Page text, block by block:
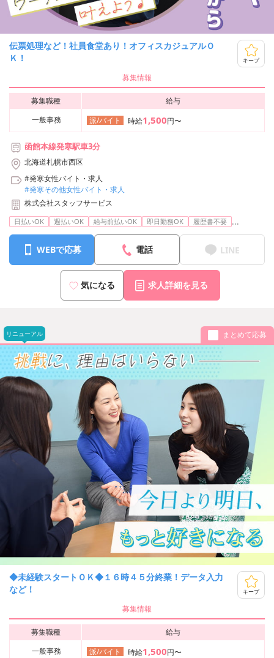
伝票処理など！社員食堂あり！オフィスカジュアルＯ
Ｋ！
キープ
募集情報
募集職種
給与
一般事務
派/バイト 時給1,500円〜
函館本線発寒駅車3分
北海道札幌市西区
#発寒女性バイト・求人
#発寒その他女性バイト・求人
株式会社スタッフサービス
日払いOK 週払いOK 給与前払いOK 即日勤務OK 履歴書不要 ...
WEBで応募 電話 LINE
気になる 求人詳細を見る
リニューアル まとめて応募
◆未経験スタートＯＫ◆１６時４５分終業！データ入力
など！
キープ
募集情報
募集職種
給与
一般事務
派/バイト 時給1,500円〜